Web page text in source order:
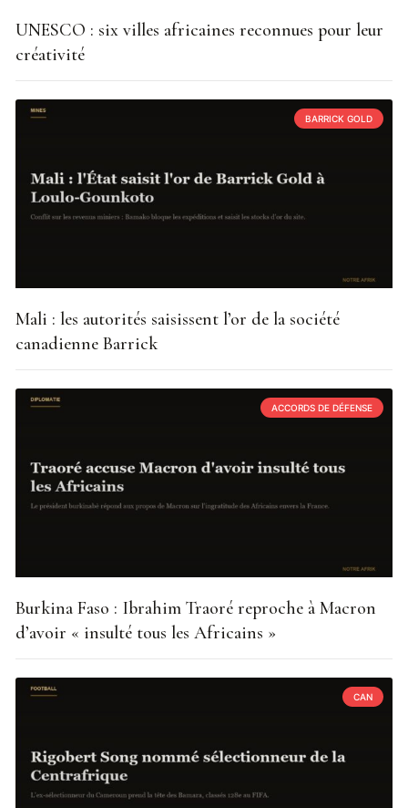
UNESCO : six villes africaines reconnues pour leur
créativité
BARRICK GOLD
Mali : les autorités saisissent l’or de la société
canadienne Barrick
ACCORDS DE DÉFENSE
Burkina Faso : Ibrahim Traoré reproche à Macron
d’avoir « insulté tous les Africains »
CAN